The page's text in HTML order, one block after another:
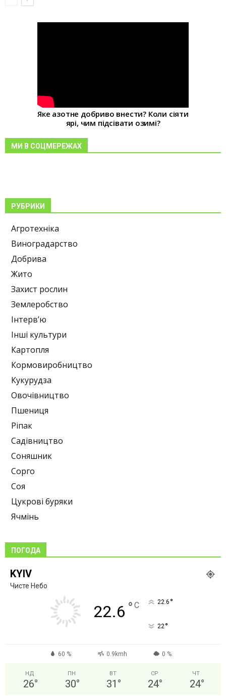
Яке азотне добриво внести? Коли сіяти
ярі, чим підсівати озимі?
МИ В СОЦМЕРЕЖАХ
РУБРИКИ
Агротехніка
Виноградарство
Добрива
Жито
Захист рослин
Землеробство
Інтерв’ю
Інші культури
Картопля
Кормовиробництво
Кукурудза
Овочівництво
Пшениця
Ріпак
Садівництво
Соняшник
Сорго
Соя
Цукрові буряки
Ячмінь
ПОГОДА
KYIV
Чисте Небо
22.6 ° C 22.6 °
22°
60 % 0.9kmh 0 %
НД
26°
ПН
30°
ВТ
31 °
СР
24°
ЧТ
24°